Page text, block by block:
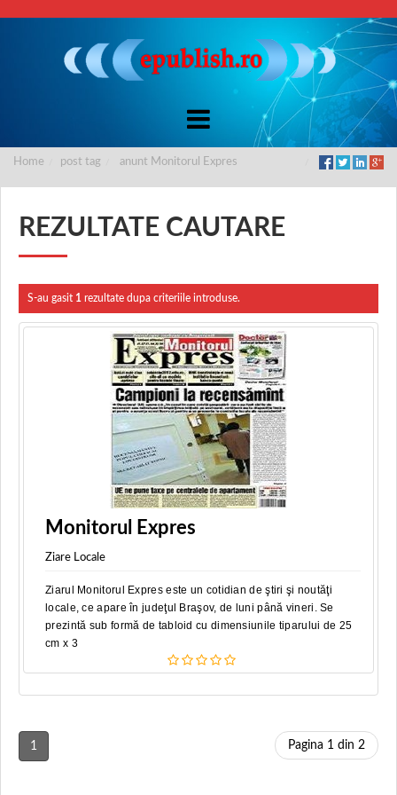
Home post tag anunt Monitorul Expres
REZULTATE CAUTARE
S-au gasit 1 rezultate dupa criteriile introduse.
Monitorul Expres
Ziare Locale
Ziarul Monitorul Expres este un cotidian de ştiri şi noutăţi
locale, ce apare în judeţul Braşov, de luni până vineri. Se
prezintă sub formă de tabloid cu dimensiunile tiparului de 25
cm x 3
1 Pagina 1 din 2